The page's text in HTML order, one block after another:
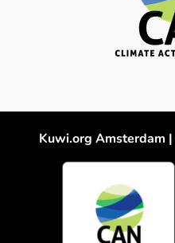
Kuwi.org Amsterdam |